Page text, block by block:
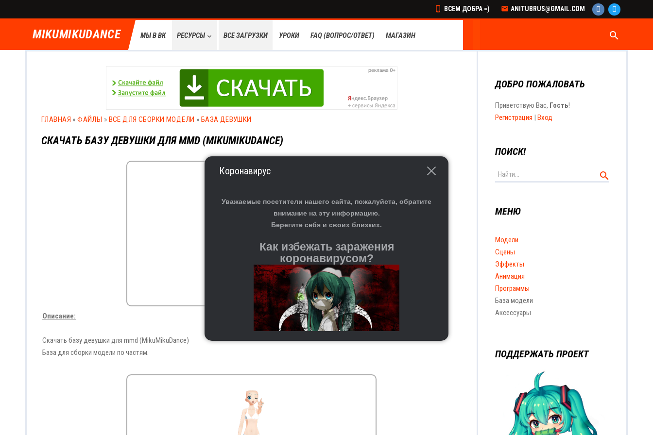
Коронавирус
Уважаемые посетители нашего сайта, пожалуйста, обратите
внимание на эту информацию.
Берегите себя и своих близких.
Как избежать заражения
коронавирусом?
антисептические средства на спиртовой основе.
При чихании и кашле прикрывайте рот и нос бумажной
салфеткой или согнутым локтём. После этого важно сразу
Старайтесь не трогать руками глаза, нос и рот — это
ВСЕМ ДОБРА =) ANITUBRUS@GMAIL.COM
MIKUMIKUDANCE МЫ В ВК РЕСУРСЫ keyboard_arrow_down ВСЕ ЗАГРУЗКИ УРОКИ FAQ (ВОПРОС/ОТВЕТ) МАГАЗИН search
ГЛАВНАЯ »ФАЙЛЫ » ВСЕ ДЛЯ СБОРКИ МОДЕЛИ » БАЗА ДЕВУШКИ
СКАЧАТЬ БАЗУ ДЕВУШКИ ДЛЯ MMD (MIKUMIKUDANCE)
Описание:
Скачать базу девушки для mmd (MikuMikuDance)
База для сборки модели по частям.
ДОБРО ПОЖАЛОВАТЬ
Приветствую Вас, Гость!
Регистрация | Вход
ПОИСК!
МЕНЮ
Модели
Сцены
Эффекты
Анимация
Программы
База модели
Аксессуары
ПОДДЕРЖАТЬ ПРОЕКТ